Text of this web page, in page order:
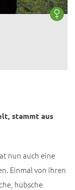
stammt aus
nun auch eine
Einmal von ihren
hübsche